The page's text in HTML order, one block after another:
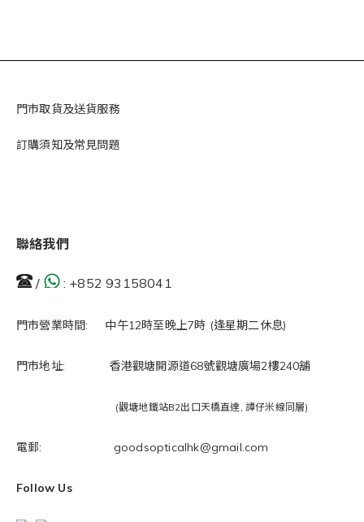
門市取貨及送貨服務
訂購須知及常見問題
聯絡我們
/ : +852 93158041
門市營業時間: 中午12時至晚上7時 (逢星期二休息)
門市地址: 香港觀塘開源道68號觀塘廣場2樓240舖
(觀塘地鐵站B2出口天橋直達, 譚仔米線同層)
電郵: goodsopticalhk@gmail.com
Follow Us